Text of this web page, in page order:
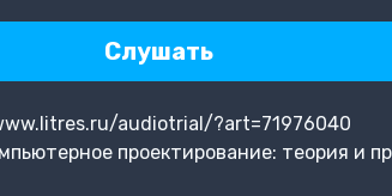
Слушать
audiotrial/?art=71976040
проектирование: теория и